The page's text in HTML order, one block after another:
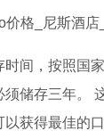
时间，按照国
须储存三年。
以获得最佳的